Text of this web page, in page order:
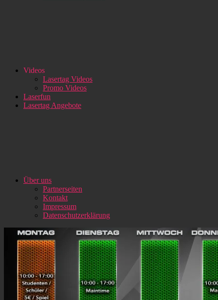
Videos
Lasertag Videos
Promo Videos
Laserfun
Lasertag Angebote
Über uns
Partnerseiten
Kontakt
Impressum
Datenschutzerklärung